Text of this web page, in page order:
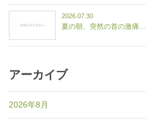
2026.07.30
夏の朝、突然の首の激痛
アーカイブ
2026年8月